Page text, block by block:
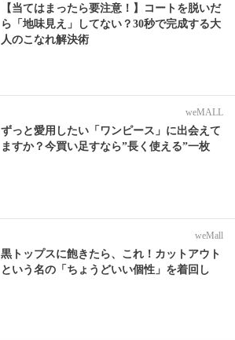
【当てはまったら要注意！】コートを脱いだ
ら「地味見え」してない？30秒で完成する大
人のこなれ解決術
weMALL
ずっと愛用したい「ワンピース」に出会えて
ますか？今買い足すなら”長く使える”一枚
weMall
黒トップスに飽きたら、これ！カットアウト
という名の「ちょうどいい個性」を着回し